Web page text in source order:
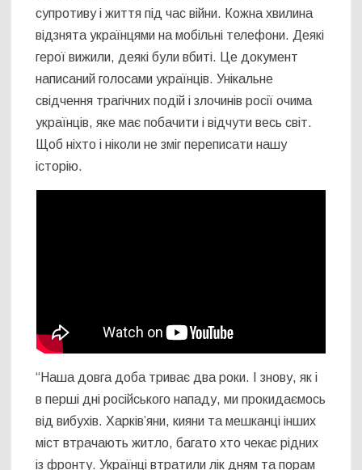
супротиву і життя під час війни. Кожна хвилина
відзнята українцями на мобільні телефони. Деякі
герої вижили, деякі були вбиті. Це документ
написаний голосами українців. Унікальне
свідчення трагічних подій і злочинів росії очима
українців, яке має побачити і відчути весь світ.
Щоб ніхто і ніколи не зміг переписати нашу
історію.
“Наша довга доба триває два роки. І знову, як і
в перші дні російського нападу, ми прокидаємось
від вибухів. Харків’яни, кияни та мешканці інших
міст втрачають житло, багато хто чекає рідних
із фронту. Українці втратили лік дням та порам